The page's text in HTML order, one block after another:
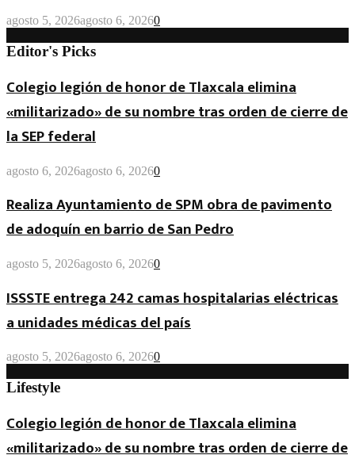
agosto 5, 2026agosto 6, 20260
Editor's Picks
Colegio legión de honor de Tlaxcala elimina
«militarizado» de su nombre tras orden de cierre de
la SEP federal
agosto 6, 2026agosto 6, 20260
Realiza Ayuntamiento de SPM obra de pavimento
de adoquín en barrio de San Pedro
agosto 5, 2026agosto 6, 20260
ISSSTE entrega 242 camas hospitalarias eléctricas
a unidades médicas del país
agosto 5, 2026agosto 6, 20260
Lifestyle
Colegio legión de honor de Tlaxcala elimina
«militarizado» de su nombre tras orden de cierre de